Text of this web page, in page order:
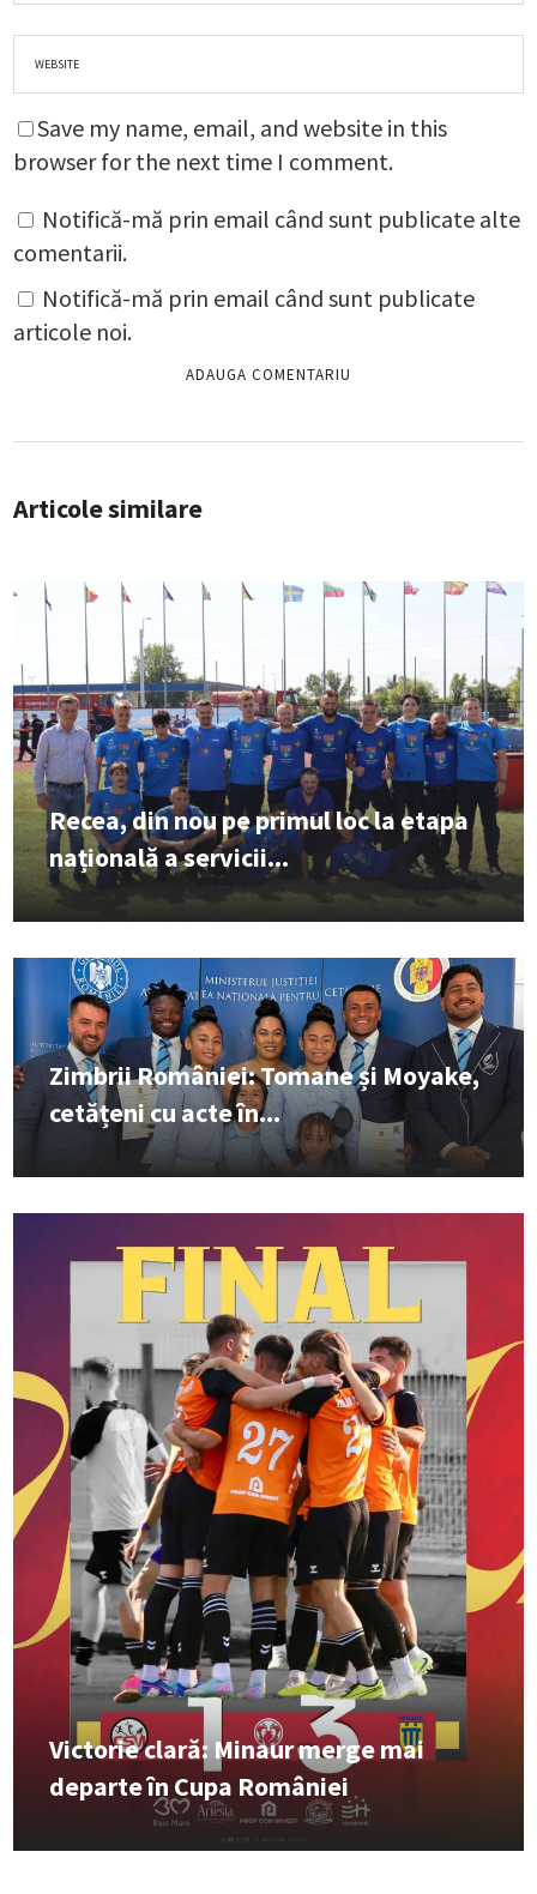
Save my name, email, and website in this
browser for the next time I comment.
Notifică-mă prin email când sunt publicate alte
comentarii.
Notifică-mă prin email când sunt publicate
articole noi.
Articole similare
Recea, din nou pe primul loc la etapa
națională a servicii...
Zimbrii României: Tomane și Moyake,
cetățeni cu acte în...
Victorie clară: Minaur merge mai
departe în Cupa României